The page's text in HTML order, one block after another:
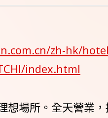
zh-hk/
index.html
想場所。全天營業